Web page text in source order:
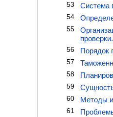
53 Система
54
55
проверки.
56 Порядок
57
58
59
60 Методы и
61